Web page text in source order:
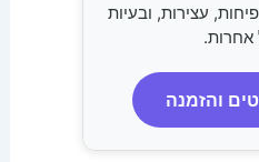
עצירות, ובעיות
אחרות.
והזמנה